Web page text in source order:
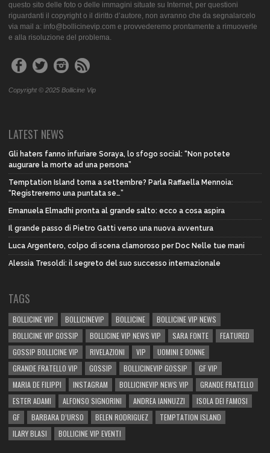
questo sito delle foto o delle immagini situate su Internet, per questioni
riguardanti il copyright o il diritto d’autore, non avranno che da segnalarcelo
via mail a: info@bollicinevip.com e provvederemo prontamente a rimuoverle
e alla risoluzione del problema.
Copyright © 2025 Bollicine Vip
LATEST NEWS
Gli haters fanno infuriare Soraya, lo sfogo social: “Non potete
augurare la morte ad una persona”
Temptation Island torna a settembre? Parla Raffaella Mennoia:
“Registreremo una puntata se…”
Emanuela Elmadhi pronta al grande salto: ecco a cosa aspira
Il grande passo di Pietro Gatti verso una nuova avventura
Luca Argentero, colpo di scena clamoroso per Doc Nelle tue mani
Alessia Tresoldi: il segreto del suo successo internazionale
TAGS
BOLLICINE VIP BOLLICINEVIP BOLLICINE
BOLLICINE VIP NEWS
BOLLICINE VIP GOSSIP
BOLLICINE VIP NEWS VIP SARA FONTE
FEATURED
GOSSIP BOLLICINE VIP
RIVELAZIONI VIP
UOMINI E DONNE
GRANDE FRATELLO VIP
GOSSIP BOLLICINEVIP GOSSIP
GF VIP
MARIA DE FILIPPI
INSTAGRAM BOLLICINEVIP NEWS VIP
GRANDE FRATELLO
ESTER ADAMI
ALFONSO SIGNORINI ANDREA IANNUZZI
ISOLA DEI FAMOSI
GF
BARBARA D’URSO BELEN RODRIGUEZ
TEMPTATION ISLAND
ILARY BLASI
BOLLICINE VIP EVENTI